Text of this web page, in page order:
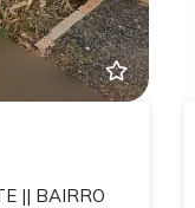
|| BAIRRO